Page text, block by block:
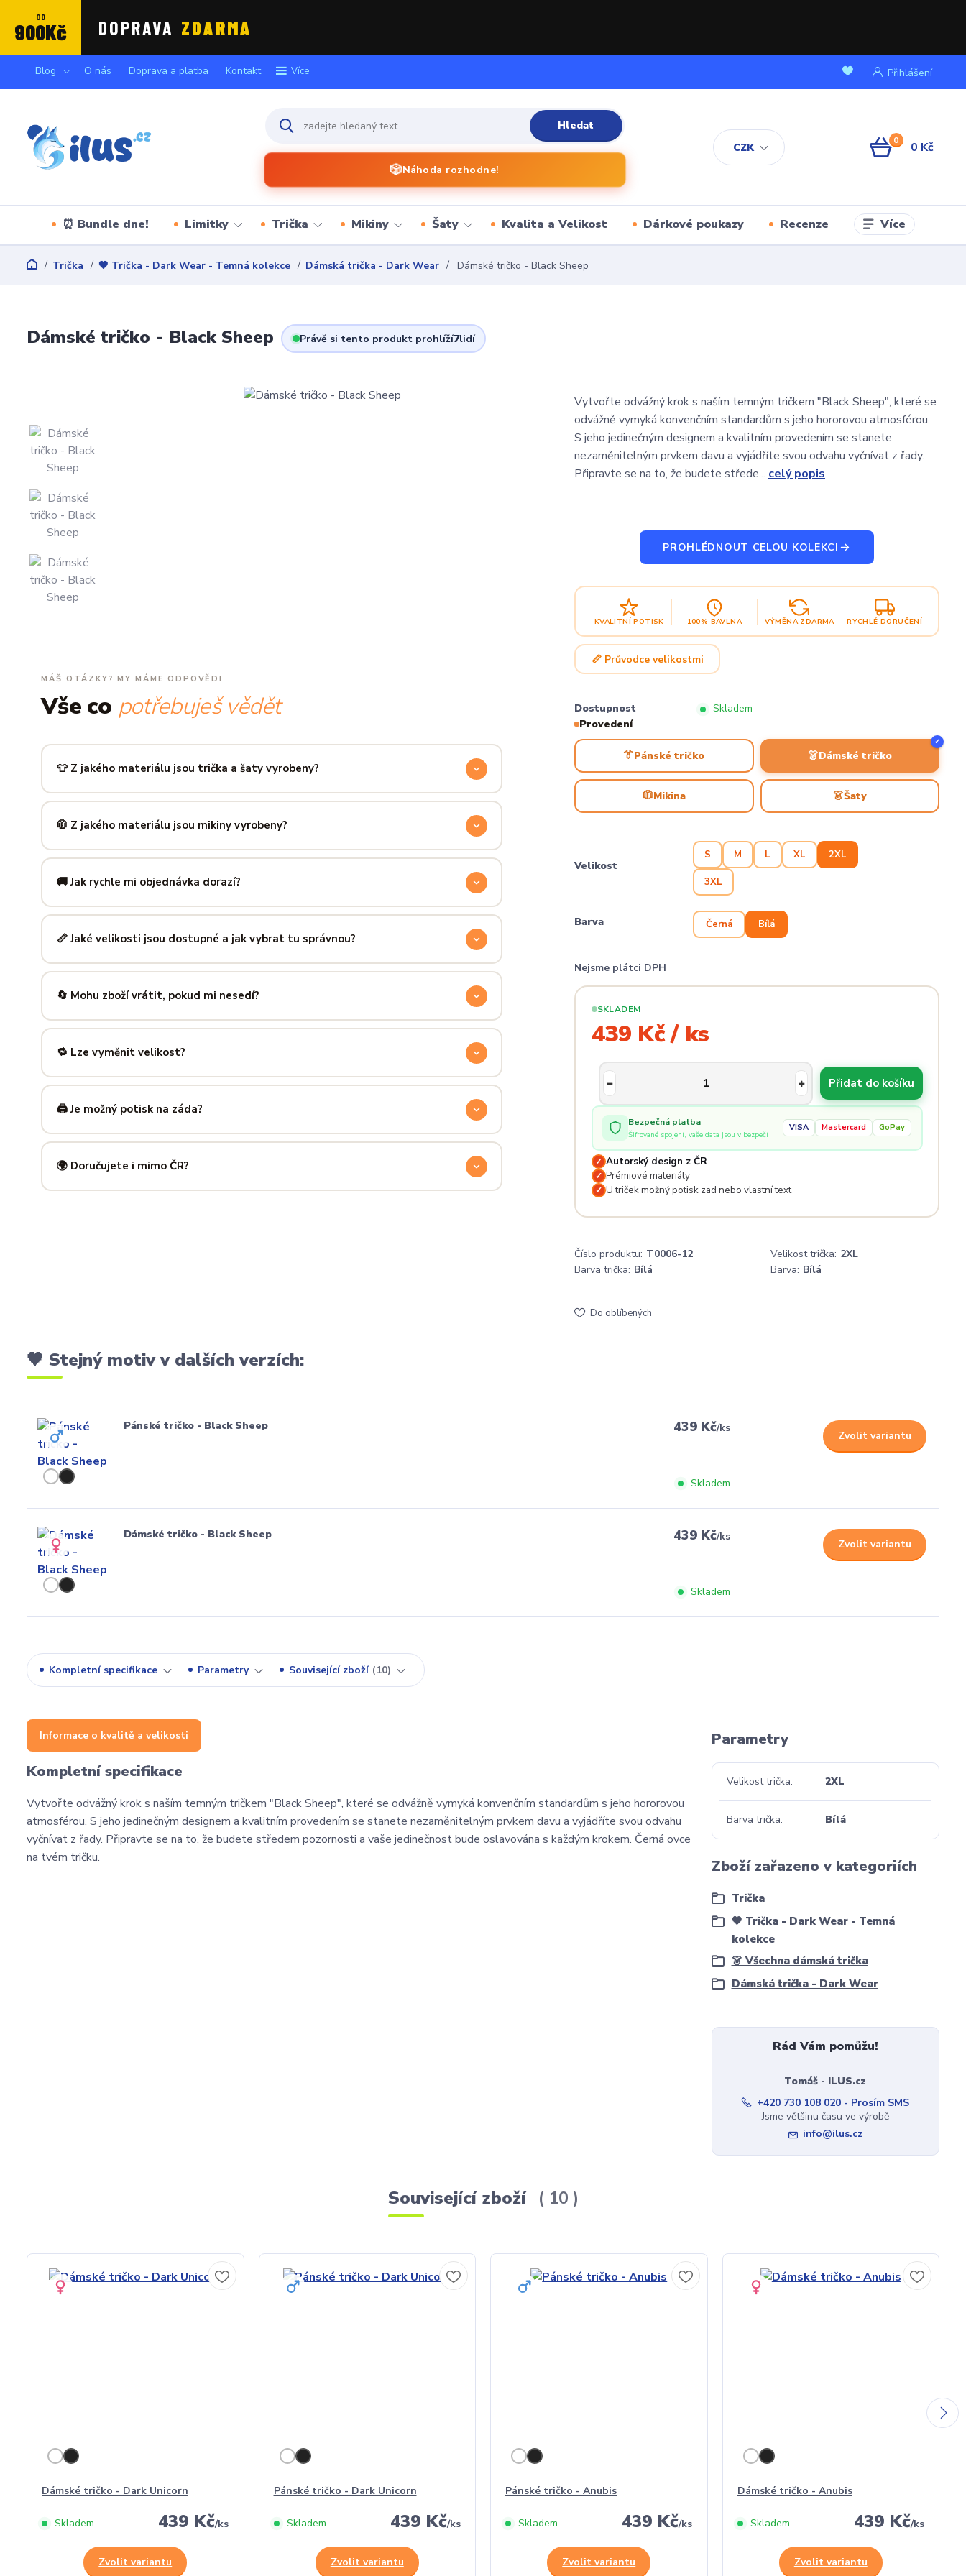
OD
900Kč DOPRAVA ZDARMA
Blog O nás Doprava a platba Kontakt Více
CZK
Přihlášení
Hledat
🎲Náhoda rozhodne!
0 0 Kč
⏰ Bundle dne! Limitky Trička Mikiny Šaty Kvalita a Velikost Dárkové poukazy Recenze Více
Trička 🖤 Trička - Dark Wear - Temná kolekce Dámská trička - Dark Wear Dámské tričko - Black Sheep
Dámské tričko - Black Sheep Právě si tento produkt prohlíží7lidí
MÁŠ OTÁZKY? MY MÁME ODPOVĚDI
Vše co potřebuješ vědět
👕 Z jakého materiálu jsou trička a šaty vyrobeny?
Používáme prémiovou 100% bavlnu — měkkou na dotek, prodyšnou a odolnou. Produkt si
zachová tvar i barvu i po desítkách praní. Kvalita, kterou pocítíš hned při prvním oblečení.
🧥 Z jakého materiálu jsou mikiny vyrobeny?
Mikiny šijeme ze směsi80 % bavlny a 20 % polyesteru— příjemně hřejivá, pevná a zároveň
prodyšná kombinace, která si dlouho drží tvar i po opakovaném praní.
🚚 Jak rychle mi objednávka dorazí?
Mimo sezónu balíme a odesíláme do 3 pracovních dní. Doručení přes PPL, GLS nebo Českou
poštu trvá obvykle 1–3 pracovní dny — zboží tak můžeš mít u sebe už za pár dní.
📏 Jaké velikosti jsou dostupné a jak vybrat tu správnou?
Nabízíme velikosti XS až 5XL, takže si vybere opravdu každý. Klikni naPrůvodce velikostmi
výše — najdeš tam přesné míry v cm a výběr velikosti bude hračka.
🔄 Mohu zboží vrátit, pokud mi nesedí?
Samozřejmě. Máš plných14 dní na vráceníbez udání důvodu. Stačí nás kontaktovat na
info@ilus.cza vše vyřídíme rychle a bez komplikací.
🔁 Lze vyměnit velikost?
Standardně výměnu nenabízíme, ale víme, že se to stane — proto se nebojte napsat na
info@ilus.cz. Většinou společně najdeme řešení, které vás potěší.
🖨️ Je možný potisk na záda?
Ano! Potisk zad je možný u většiny našich produktů — skvělé pro originální dárky nebo párové
kousky. Napiš nám předem na
🌍 Doručujete i mimo ČR?
Vytvořte odvážný krok s naším temným tričkem "Black Sheep", které se
odvážně vymyká konvenčním standardům s jeho hororovou atmosférou.
S jeho jedinečným designem a kvalitním provedením se stanete
nezaměnitelným prvkem davu a vyjádříte svou odvahu vyčnívat z řady.
Připravte se na to, že budete střede... celý popis
PROHLÉDNOUT CELOU KOLEKCI
KVALITNÍ POTISK 100% BAVLNA VÝMĚNA ZDARMA RYCHLÉ DORUČENÍ
📏 Průvodce velikostmi
Dostupnost
Skladem
Provedení
👔Pánské tričko 👗Dámské tričko
✓
🧥Mikina 👗Šaty
Velikost
S M L XL 2XL
3XL
Barva Černá Bílá
Nejsme plátci DPH
SKLADEM
439 Kč / ks
Přidat do košíku
Bezpečná platba
Šifrované spojení, vaše data jsou v bezpečí
VISA Mastercard GoPay
✓ Autorský design z ČR
✓ Prémiové materiály
✓ U triček možný potisk zad nebo vlastní text
Číslo produktu: T0006-12 Velikost trička: 2XL
Barva trička: Bílá Barva: Bílá
Do oblíbených
🖤 Stejný motiv v dalších verzích:
Pánské tričko - Black Sheep 439 Kč/ks
Skladem
Zvolit variantu
Dámské tričko - Black Sheep 439 Kč/ks
Skladem
Zvolit variantu
Kompletní specifikace Parametry Související zboží 10
Informace o kvalitě a velikosti
Kompletní specifikace
Vytvořte odvážný krok s naším temným tričkem "Black Sheep", které se odvážně vymyká konvenčním standardům s jeho hororovou
atmosférou. S jeho jedinečným designem a kvalitním provedením se stanete nezaměnitelným prvkem davu a vyjádříte svou odvahu
vyčnívat z řady. Připravte se na to, že budete středem pozornosti a vaše jedinečnost bude oslavována s každým krokem. Černá ovce
na tvém tričku.
Parametry
Velikost trička 2XL
Barva trička Bílá
Zboží zařazeno v kategoriích
Trička
🖤 Trička - Dark Wear - Temná
kolekce
👗 Všechna dámská trička
Dámská trička - Dark Wear
Rád Vám pomůžu!
Tomáš - ILUS.cz
+420 730 108 020 - Prosím SMS
Jsme většinu času ve výrobě
info@ilus.cz
Související zboží 10
Dámské tričko - Dark Unicorn
439 Kč/ks
Skladem
Zvolit variantu
Pánské tričko - Dark Unicorn
439 Kč/ks
Skladem
Zvolit variantu
Pánské tričko - Anubis
439 Kč/ks
Skladem
Zvolit variantu
Dámské tričko - Anubis
439 Kč/ks
Skladem
Zvolit variantu